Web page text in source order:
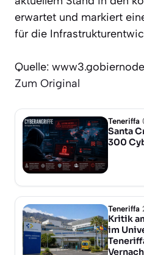
erwartet und markiert
für die
Quelle:
Zum Original
Teneriffa
Santa
300
Teneriffa
Kritik
im